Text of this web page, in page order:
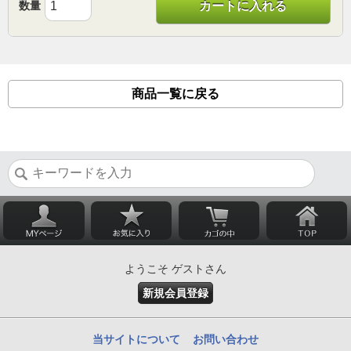
数量 カートに入れる
商品一覧に戻る
ようこそ ゲストさん
新規会員登録
当サイトについて お問い合わせ